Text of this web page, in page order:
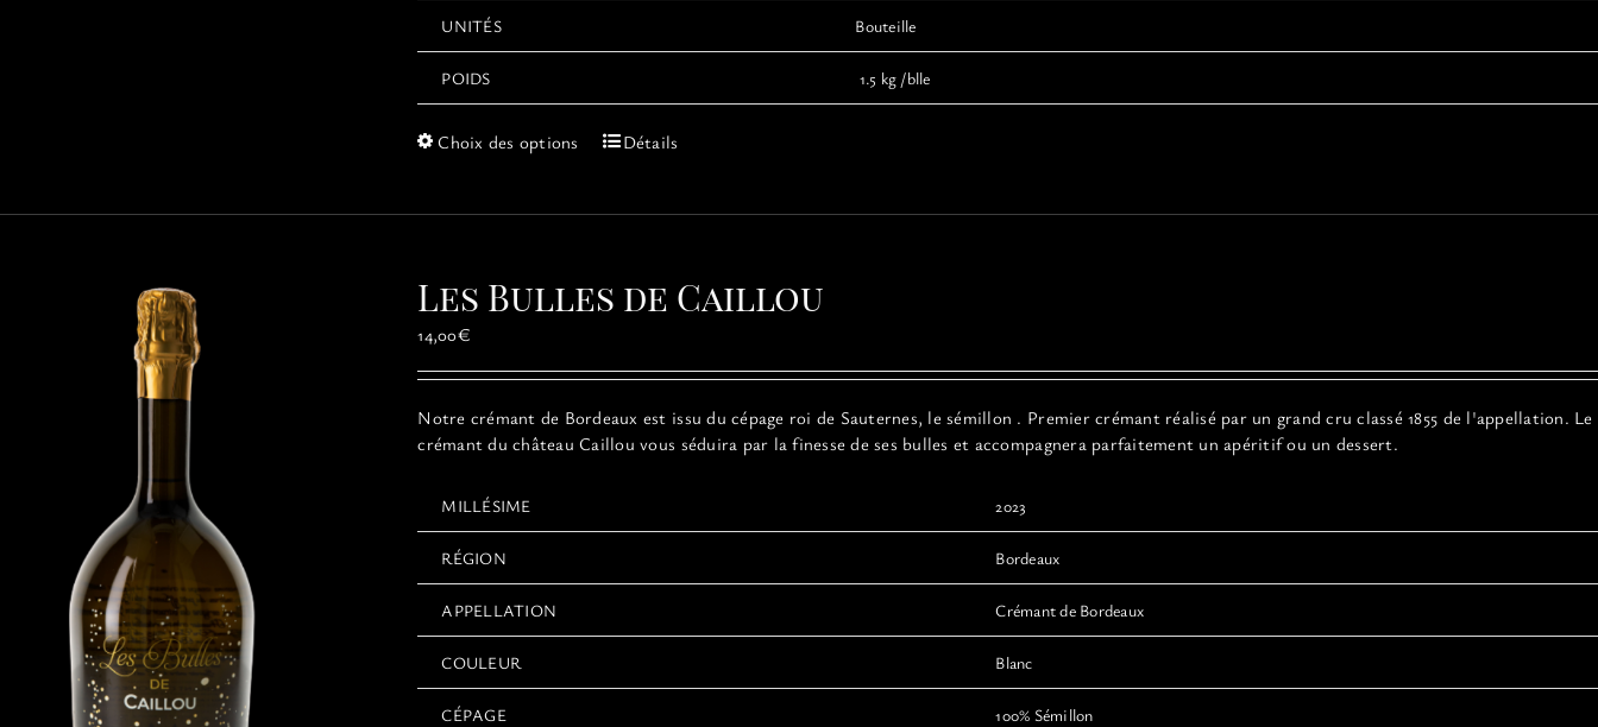
UNITÉS Bouteille
POIDS 1.5 kg /blle
Choix des options
Ce
plusieurs
options
choisies
la
page
Détails
Les Bulles de Caillou
14,00€
Notre crémant de Bordeaux est issu du cépage roi de Sauternes, le sémillon . Premier crémant réalisé par un grand cru classé 1855 de l'appellation. Le
crémant du château Caillou vous séduira par la finesse de ses bulles et accompagnera parfaitement un apéritif ou un dessert.
MILLÉSIME 2023
RÉGION Bordeaux
APPELLATION Crémant de Bordeaux
COULEUR Blanc
CÉPAGE 100% Sémillon